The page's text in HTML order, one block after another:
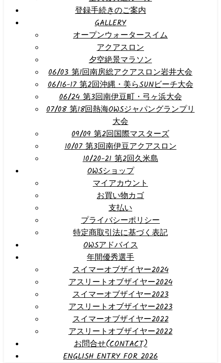
登録手続きのご案内
GALLERY
オープンウォータースイム
アクアスロン
夕空絶景マラソン
06/03 第1回南房総アクアスロン岩井大会
06/16-17 第2回沖縄・美らSUNビーチ大会
06/24 第3回南伊豆町・弓ヶ浜大会
07/08 第18回熱海OWSジャパングランプリ
大会
09/09 第2回国際マスターズ
10/07 第3回南伊豆アクアスロン
10/20-21 第2回久米島
OWSショップ
マイアカウント
お買い物カゴ
支払い
プライバシーポリシー
特定商取引法に基づく表記
OWSアドバイス
年間優秀選手
スイマーオブザイヤー2024
アスリートオブザイヤー2024
スイマーオブザイヤー2023
アスリートオブザイヤー2023
スイマーオブザイヤー2022
アスリートオブザイヤー2022
お問合せ(CONTACT)
ENGLISH ENTRY FOR 2026